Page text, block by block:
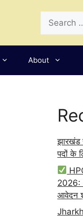
for:
About
झारखंड
पदों के
2026:
आवेदन